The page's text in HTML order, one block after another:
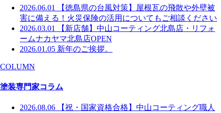
2026.06.01
【徳島県の台風対策】屋根瓦の飛散や外壁被
害に備える！火災保険の活用についてもご相談ください
2026.03.01
【新店舗】中山コーティング北島店・リフォ
ームナカヤマ北島店OPEN
2026.01.05 新年のご挨拶。
COLUMN
塗装専門家コラム
2026.08.06
【祝・国家資格合格】中山コーティング職人